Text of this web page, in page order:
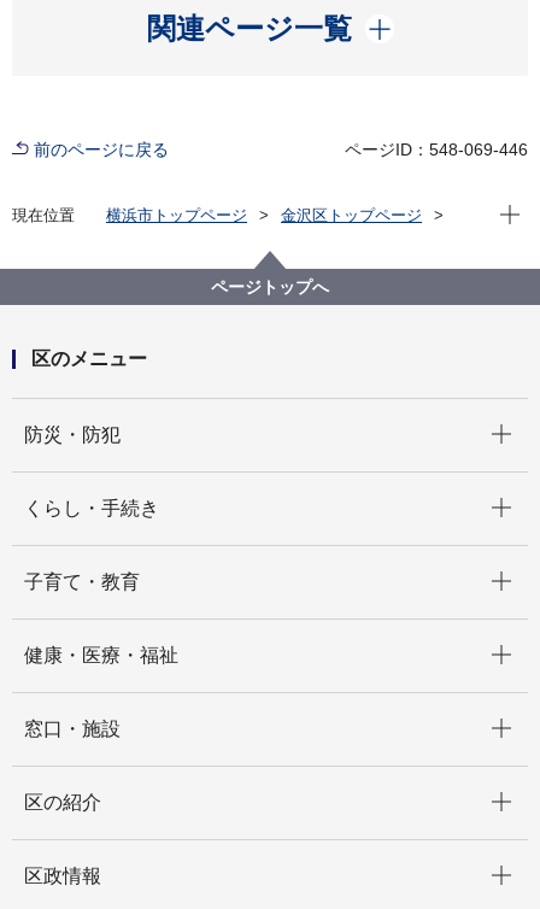
関連ページ一覧
開く
前のページに戻る ページID：548-069-446
現在位置 横浜市トップページ
金沢区トップページ
現在
ページトップへ
区のメニュー
防災・防犯
くらし・手続き
子育て・教育
健康・医療・福祉
窓口・施設
区の紹介
区政情報